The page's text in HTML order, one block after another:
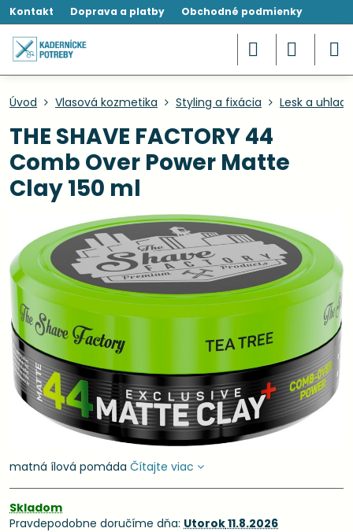
Kontakt Doprava a platby Obchodné podmienky
Úvod Vlasová kozmetika Styling a fixácia Lesk a
THE SHAVE FACTORY 44
Comb Over Power Matte
Clay 150 ml
matná ílová pomáda Čítajte viac
Skladom
Pravdepodobne doručíme dňa: Utorok11.8.2026